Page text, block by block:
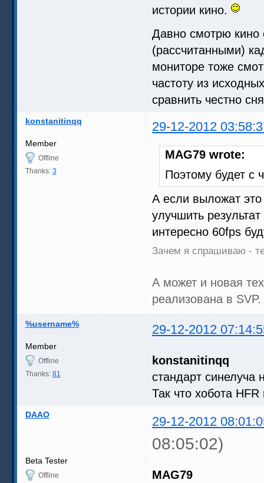
истории кино.
Давно смотрю кино
(рассчитанными)
мониторе тоже
частоту из
сравнить честно
konstanitinqq 29-12-2012
Member
Offline
Thanks: 3
MAG79 wrote:
Поэтому будет с
А если выложат это
улучшить
интересно 60fps
Зачем я спрашиваю -
А может и новая
реализована в SVP.
%username% 29-12-2012
Member
Offline
Thanks: 81
konstanitinqq
стандарт синелуча
Так что хобота
DAAO 29-12-2012
08:05:02)
Beta Tester
Offline
MAG79